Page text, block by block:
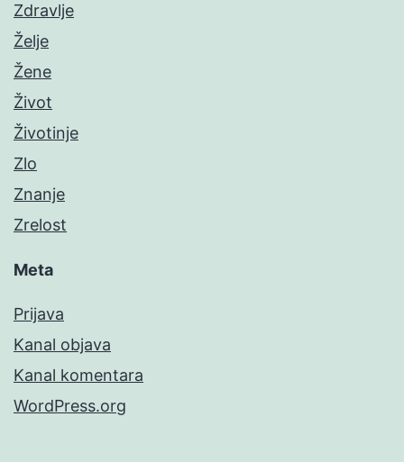
Zdravlje
Želje
Žene
Život
Životinje
Zlo
Znanje
Zrelost
Meta
Prijava
Kanal objava
Kanal komentara
WordPress.org